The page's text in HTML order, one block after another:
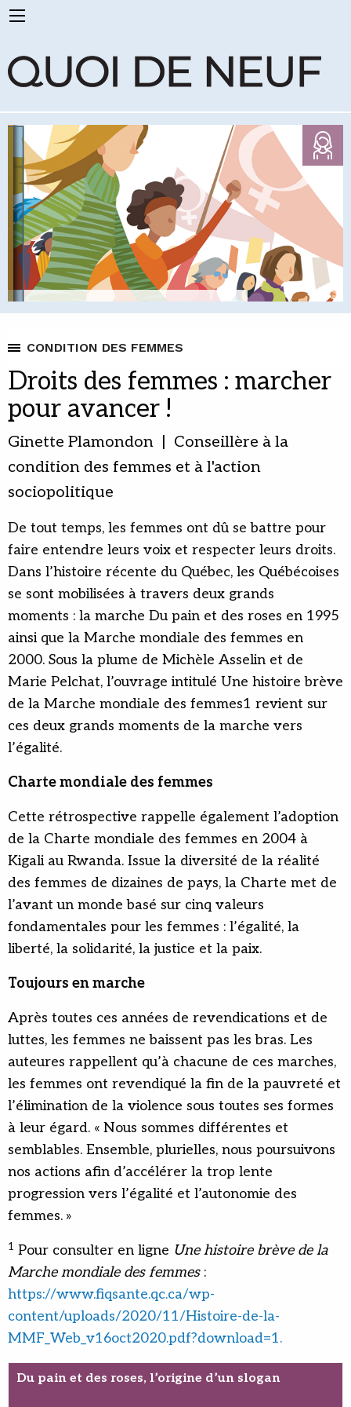
CONDITION DES FEMMES
Droits des femmes : marcher
pour avancer !
Ginette Plamondon | Conseillère à la
condition des femmes et à l'action
sociopolitique
De tout temps, les femmes ont dû se battre pour
faire entendre leurs voix et respecter leurs droits.
Dans l’histoire récente du Québec, les Québécoises
se sont mobilisées à travers deux grands
moments : la marche Du pain et des roses en 1995
ainsi que la Marche mondiale des femmes en
2000. Sous la plume de Michèle Asselin et de
Marie Pelchat, l’ouvrage intitulé Une histoire brève
de la Marche mondiale des femmes1 revient sur
ces deux grands moments de la marche vers
l’égalité.
Charte mondiale des femmes
Cette rétrospective rappelle également l’adoption
de la Charte mondiale des femmes en 2004 à
Kigali au Rwanda. Issue la diversité de la réalité
des femmes de dizaines de pays, la Charte met de
l’avant un monde basé sur cinq valeurs
fondamentales pour les femmes : l’égalité, la
liberté, la solidarité, la justice et la paix.
Toujours en marche
Après toutes ces années de revendications et de
luttes, les femmes ne baissent pas les bras. Les
auteures rappellent qu’à chacune de ces marches,
les femmes ont revendiqué la fin de la pauvreté et
l’élimination de la violence sous toutes ses formes
à leur égard. « Nous sommes différentes et
semblables. Ensemble, plurielles, nous poursuivons
nos actions afin d’accélérer la trop lente
progression vers l’égalité et l’autonomie des
femmes. »
1 Pour consulter en ligne Une histoire brève de la
Marche mondiale des femmes:
https://www.fiqsante.qc.ca/wp-
content/uploads/2020/11/Histoire-de-la-
MMF_Web_v16oct2020.pdf?download=1.
Du pain et des roses, l’origine d’un slogan